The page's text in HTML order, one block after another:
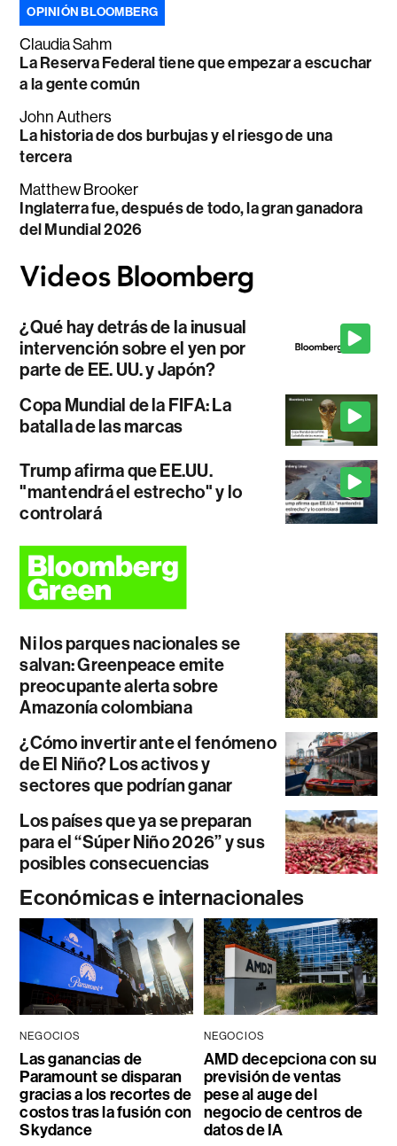
OPINIÓN BLOOMBERG
Claudia Sahm
La Reserva Federal tiene que empezar a escuchar
a la gente común
John Authers
La historia de dos burbujas y el riesgo de una
tercera
Matthew Brooker
Inglaterra fue, después de todo, la gran ganadora
del Mundial 2026
¿Qué hay detrás de la inusual
intervención sobre el yen por
parte de EE. UU. y Japón?
Copa Mundial de la FIFA: La
batalla de las marcas
Trump afirma que EE.UU.
"mantendrá el estrecho" y lo
controlará
Ni los parques nacionales se
salvan: Greenpeace emite
preocupante alerta sobre
Amazonía colombiana
¿Cómo invertir ante el fenómeno
de El Niño? Los activos y
sectores que podrían ganar
Los países que ya se preparan
para el “Súper Niño 2026” y sus
posibles consecuencias
Económicas e internacionales
NEGOCIOS
Las ganancias de
Paramount se disparan
gracias a los recortes de
costos tras la fusión con
Skydance
NEGOCIOS
AMD decepciona con su
previsión de ventas
pese al auge del
negocio de centros de
datos de IA